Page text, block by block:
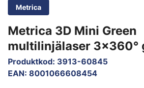
Metrica
Metrica 3D Mini Green
multilinjälaser 3x360°
Produktkod: 3913-60845
EAN: 8001066608454